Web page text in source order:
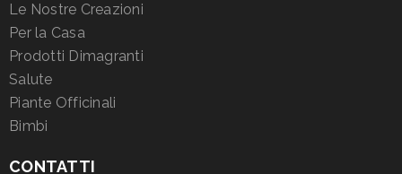
Le Nostre Creazioni
Per la Casa
Prodotti Dimagranti
Salute
Piante Officinali
Bimbi
CONTATTI